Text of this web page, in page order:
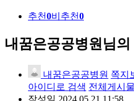
추천0비추천0
내꿈은공공병원님의
내꿈은공공병원 쪽지
아이디로 검색 전체게시물
작성일 2024.05.21 11:58